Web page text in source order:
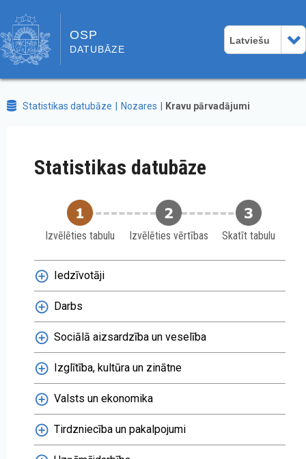
OSP
DATUBĀZE
Latviešu
Statistikas datubāze Nozares Kravu pārvadājumi
Statistikas datubāze
Izvēlēties tabulu Izvēlēties vērtības Skatīt tabulu
Iedzīvotāji
Darbs
Sociālā aizsardzība un veselība
Izglītība, kultūra un zinātne
Valsts un ekonomika
Tirdzniecība un pakalpojumi